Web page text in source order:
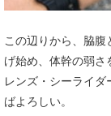
この辺りから、脇
げ始め、体幹の弱さ
レンズ・シーライ
ばよろしい。